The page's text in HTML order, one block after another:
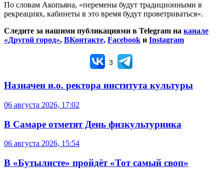
По словам Акопьяна, «перемены будут традиционными в
рекреациях, кабинеты в это время будут проветриваться».
Следите за нашими публикациями в Telegram на канале
«Другой город», ВКонтакте, Facebook и Instagram
3
Назначен и.о. ректора института культуры
06 августа 2026, 17:02
В Самаре отметят День физкультурника
06 августа 2026, 15:54
В «Бутылисте» пройдёт «Тот самый своп»